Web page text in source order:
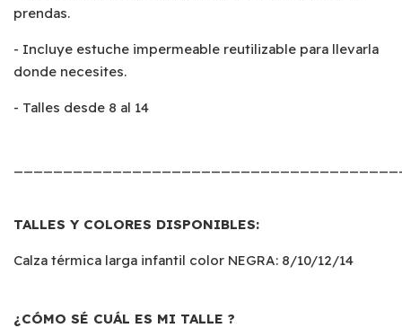
prendas.
- Incluye estuche impermeable reutilizable para llevarla
donde necesites.
- Talles desde 8 al 14
TALLES Y COLORES DISPONIBLES:
Calza térmica larga infantil color NEGRA: 8/10/12/14
¿CÓMO SÉ CUÁL ES MI TALLE ?